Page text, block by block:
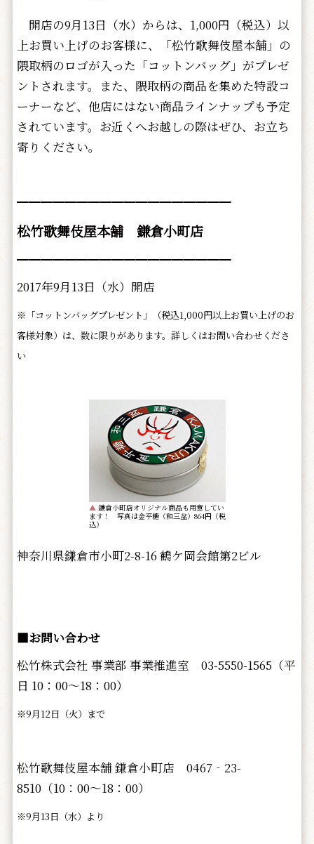
開店の9月13日（水）からは、1,000円（税込）以
上お買い上げのお客様に、「松竹歌舞伎屋本舗」の
隈取柄のロゴが入った「コットンバッグ」がプレゼ
ントされます。また、隈取柄の商品を集めた特設コ
ーナーなど、他店にはない商品ラインナップも予定
されています。お近くへお越しの際はぜひ、お立ち
寄りください。
━━━━━━━━━━━━━━━━━━
松竹歌舞伎屋本舗 鎌倉小町店
━━━━━━━━━━━━━━━━━━
2017年9月13日（水）開店
※「コットンバッグプレゼント」（税込1,000円以上お買い上げのお
客様対象）は、数に限りがあります。詳しくはお問い合わせくださ
い
▲鎌倉小町店オリジナル商品も用意してい
ます！ 写真は金平糖（和三盆）864円（税
込）
神奈川県鎌倉市小町2-8-16 鶴ケ岡会館第2ビル
■お問い合わせ
松竹株式会社 事業部 事業推進室 03-5550-1565（平
日 10：00～18：00）
※9月12日（火）まで
松竹歌舞伎屋本舗 鎌倉小町店 0467‐23-
8510（10：00～18：00）
※9月13日（水）より